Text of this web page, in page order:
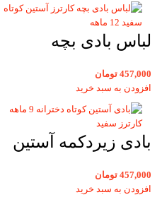
ماهه
لباس بادی بچه
ماهه
457,000 تومان
افزودن به سبد خرید
بادی زیردکمه آستین
9 ماهه کارترز سفید
457,000 تومان
افزودن به سبد خرید